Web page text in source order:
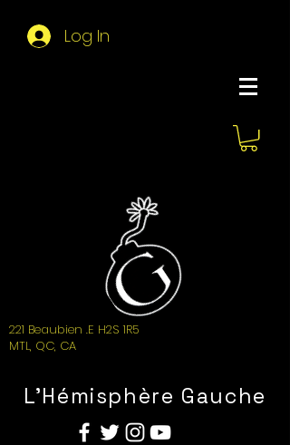
Log In
221 Beaubien .E H2S 1R5
MTL, QC, CA
L'Hémisphère Gauche